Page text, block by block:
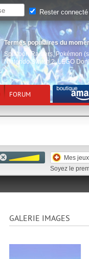
Termes populaires du
Splatoon Raiders, Pokémon
Nintendo Switch 2,LEGO
FORUM
Mes jeux
Soyez le
GALERIE IMAGES
Rester